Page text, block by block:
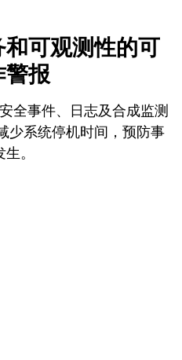
可观测性的可
警报
全事件、日志及合成监测
少系统停机时间，预防事
。